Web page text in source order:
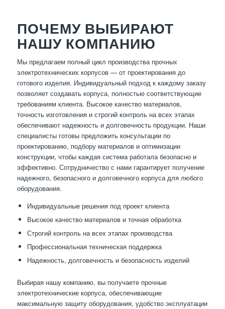
ПОЧЕМУ ВЫБИРАЮТ
НАШУ КОМПАНИЮ
Мы предлагаем полный цикл производства прочных
электротехнических корпусов — от проектирования до
готового изделия. Индивидуальный подход к каждому заказу
позволяет создавать корпуса, полностью соответствующие
требованиям клиента. Высокое качество материалов,
точность изготовления и строгий контроль на всех этапах
обеспечивают надежность и долговечность продукции. Наши
специалисты готовы предложить консультации по
проектированию, подбору материалов и оптимизации
конструкции, чтобы каждая система работала безопасно и
эффективно. Сотрудничество с нами гарантирует получение
надежного, безопасного и долговечного корпуса для любого
оборудования.
Индивидуальные решения под проект клиента
Высокое качество материалов и точная обработка
Строгий контроль на всех этапах производства
Профессиональная техническая поддержка
Надежность, долговечность и безопасность изделий
Выбирая нашу компанию, вы получаете прочные
электротехнические корпуса, обеспечивающие
максимальную защиту оборудования, удобство эксплуатации